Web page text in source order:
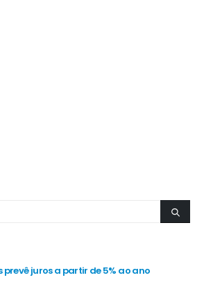
prevê juros a partir de 5% ao ano